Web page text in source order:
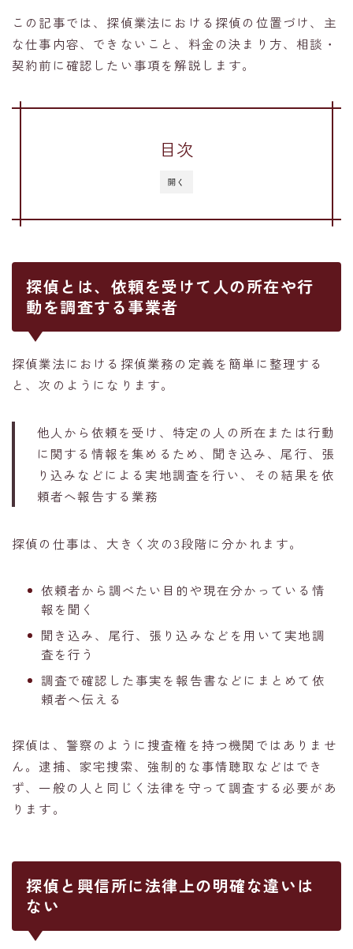
この記事では、探偵業法における探偵の位置づけ、主
な仕事内容、できないこと、料金の決まり方、相談・
契約前に確認したい事項を解説します。
開く
目次
探偵とは、依頼を受けて人の所在や行
動を調査する事業者
探偵業法における探偵業務の定義を簡単に整理する
と、次のようになります。
他人から依頼を受け、特定の人の所在または行動
に関する情報を集めるため、聞き込み、尾行、張
り込みなどによる実地調査を行い、その結果を依
頼者へ報告する業務
探偵の仕事は、大きく次の3段階に分かれます。
依頼者から調べたい目的や現在分かっている情
報を聞く
聞き込み、尾行、張り込みなどを用いて実地調
査を行う
調査で確認した事実を報告書などにまとめて依
頼者へ伝える
探偵は、警察のように捜査権を持つ機関ではありませ
ん。逮捕、家宅捜索、強制的な事情聴取などはでき
ず、一般の人と同じく法律を守って調査する必要があ
ります。
探偵と興信所に法律上の明確な違いは
ない